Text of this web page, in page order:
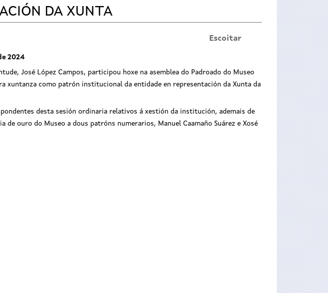
DA XUNTA
Escoitar
2024
José López Campos, participou hoxe na asemblea do Padroado do Museo
xuntanza como patrón institucional da entidade en representación da Xunta da
desta sesión ordinaria relativos á xestión da institución, ademais de
de ouro do Museo a dous patróns numerarios, Manuel Caamaño Suárez e Xosé